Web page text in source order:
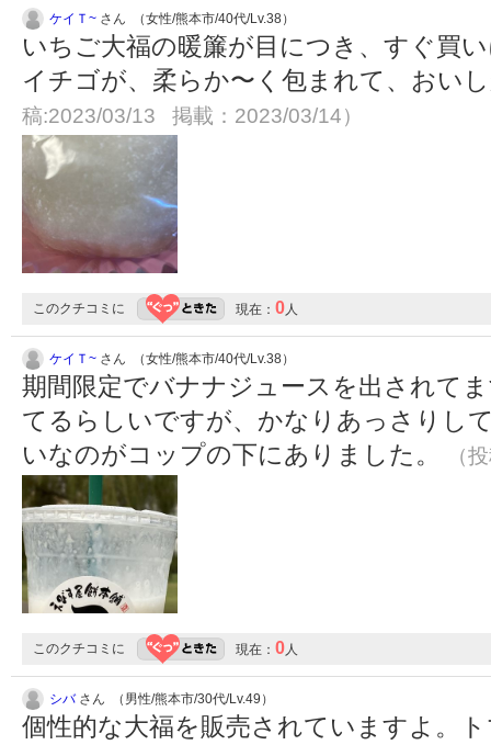
ケイＴ~ さん （女性/熊本市/40代/Lv.38）
いちご大福の暖簾が目につき、すぐ買
イチゴが、柔らか〜く包まれて、おい
稿:2023/03/13 掲載：2023/03/14）
このクチコミに 現在： 0人
ケイＴ~ さん （女性/熊本市/40代/Lv.38）
期間限定でバナナジュースを出されて
てるらしいですが、かなりあっさりし
いなのがコップの下にありました。
（
このクチコミに 現在： 0人
シバさん （男性/熊本市/30代/Lv.49）
個性的な大福を販売されていますよ。